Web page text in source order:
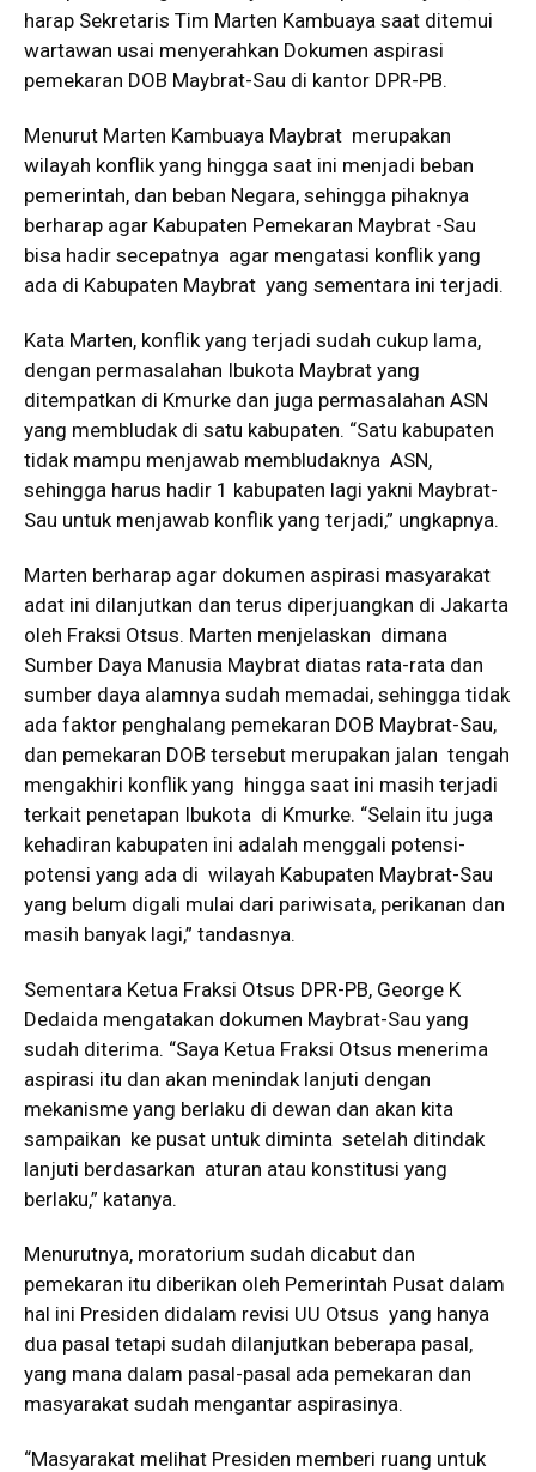
harap Sekretaris Tim Marten Kambuaya saat ditemui
wartawan usai menyerahkan Dokumen aspirasi
pemekaran DOB Maybrat-Sau di kantor DPR-PB.
Menurut Marten Kambuaya Maybrat merupakan
wilayah konflik yang hingga saat ini menjadi beban
pemerintah, dan beban Negara, sehingga pihaknya
berharap agar Kabupaten Pemekaran Maybrat -Sau
bisa hadir secepatnya agar mengatasi konflik yang
ada di Kabupaten Maybrat yang sementara ini terjadi.
Kata Marten, konflik yang terjadi sudah cukup lama,
dengan permasalahan Ibukota Maybrat yang
ditempatkan di Kmurke dan juga permasalahan ASN
yang membludak di satu kabupaten. “Satu kabupaten
tidak mampu menjawab membludaknya ASN,
sehingga harus hadir 1 kabupaten lagi yakni Maybrat-
Sau untuk menjawab konflik yang terjadi,” ungkapnya.
Marten berharap agar dokumen aspirasi masyarakat
adat ini dilanjutkan dan terus diperjuangkan di Jakarta
oleh Fraksi Otsus. Marten menjelaskan dimana
Sumber Daya Manusia Maybrat diatas rata-rata dan
sumber daya alamnya sudah memadai, sehingga tidak
ada faktor penghalang pemekaran DOB Maybrat-Sau,
dan pemekaran DOB tersebut merupakan jalan tengah
mengakhiri konflik yang hingga saat ini masih terjadi
terkait penetapan Ibukota di Kmurke. “Selain itu juga
kehadiran kabupaten ini adalah menggali potensi-
potensi yang ada di wilayah Kabupaten Maybrat-Sau
yang belum digali mulai dari pariwisata, perikanan dan
masih banyak lagi,” tandasnya.
Sementara Ketua Fraksi Otsus DPR-PB, George K
Dedaida mengatakan dokumen Maybrat-Sau yang
sudah diterima. “Saya Ketua Fraksi Otsus menerima
aspirasi itu dan akan menindak lanjuti dengan
mekanisme yang berlaku di dewan dan akan kita
sampaikan ke pusat untuk diminta setelah ditindak
lanjuti berdasarkan aturan atau konstitusi yang
berlaku,” katanya.
Menurutnya, moratorium sudah dicabut dan
pemekaran itu diberikan oleh Pemerintah Pusat dalam
hal ini Presiden didalam revisi UU Otsus yang hanya
dua pasal tetapi sudah dilanjutkan beberapa pasal,
yang mana dalam pasal-pasal ada pemekaran dan
masyarakat sudah mengantar aspirasinya.
“Masyarakat melihat Presiden memberi ruang untuk